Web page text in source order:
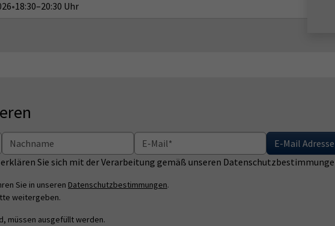
•18:30–20:30 Uhr
E-Mail
Sie sich mit der Verarbeitung gemäß unseren
Sie in unseren Datenschutzbestimmungen.
weitergeben.
müssen ausgefüllt werden.